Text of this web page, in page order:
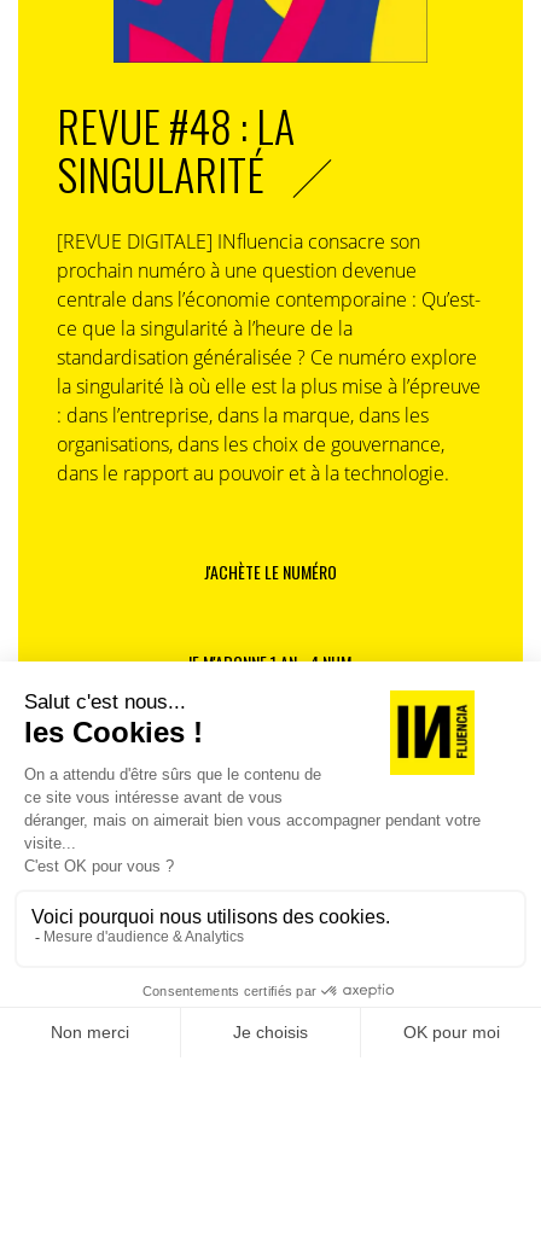
REVUE #48 : LA
SINGULARITÉ
[REVUE DIGITALE] INfluencia consacre son
prochain numéro à une question devenue
centrale dans l’économie contemporaine : Qu’est-
ce que la singularité à l’heure de la
standardisation généralisée ? Ce numéro explore
la singularité là où elle est la plus mise à l’épreuve
: dans l’entreprise, dans la marque, dans les
organisations, dans les choix de gouvernance,
dans le rapport au pouvoir et à la technologie.
J'ACHÈTE LE NUMÉRO
JE M'ABONNE 1 AN - 4 NUM.
JE DÉCOUVRE LES NUMÉROS PRÉCÉDENTS
Je suis déjà abonné(e) :je consulte la revue en